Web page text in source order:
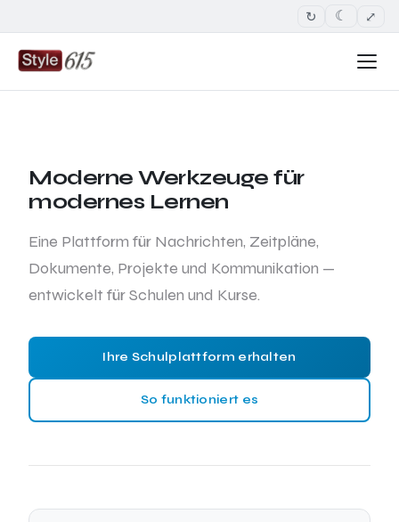
↻ ☾ ⤢
Moderne Werkzeuge für
modernes Lernen
Eine Plattform für Nachrichten, Zeitpläne,
Dokumente, Projekte und Kommunikation —
entwickelt für Schulen und Kurse.
Ihre Schulplattform erhalten
So funktioniert es